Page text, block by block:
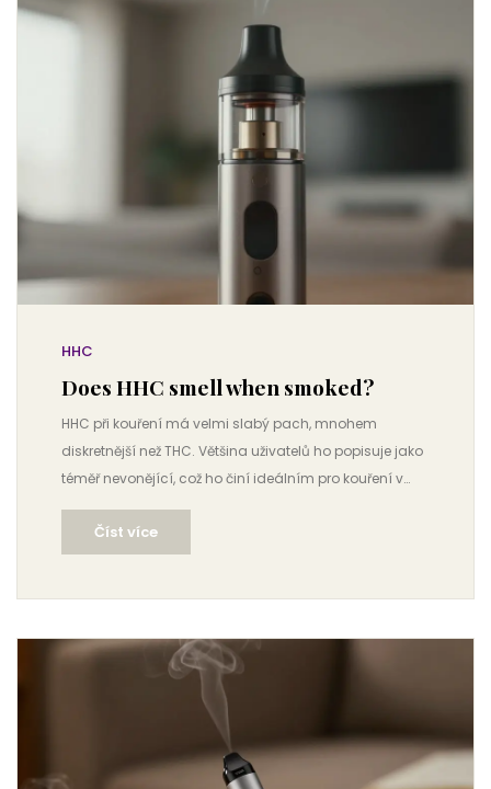
HHC
Does HHC smell when smoked?
HHC při kouření má velmi slabý pach, mnohem
diskretnější než THC. Většina uživatelů ho popisuje jako
téměř nevonějící, což ho činí ideálním pro kouření v
uzavřených prostorech.
Číst více